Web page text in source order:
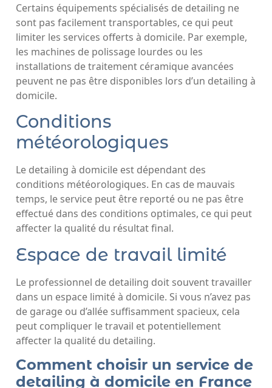
Certains équipements spécialisés de detailing ne
sont pas facilement transportables, ce qui peut
limiter les services offerts à domicile. Par exemple,
les machines de polissage lourdes ou les
installations de traitement céramique avancées
peuvent ne pas être disponibles lors d’un detailing à
domicile.
Conditions
météorologiques
Le detailing à domicile est dépendant des
conditions météorologiques. En cas de mauvais
temps, le service peut être reporté ou ne pas être
effectué dans des conditions optimales, ce qui peut
affecter la qualité du résultat final.
Espace de travail limité
Le professionnel de detailing doit souvent travailler
dans un espace limité à domicile. Si vous n’avez pas
de garage ou d’allée suffisamment spacieux, cela
peut compliquer le travail et potentiellement
affecter la qualité du detailing.
Comment choisir un service de
detailing à domicile en France